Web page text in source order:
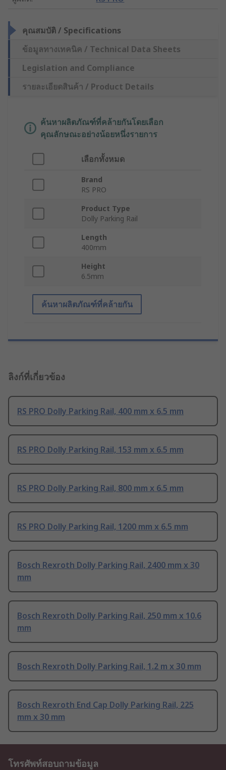
คุณสมบัติ / Specifications
ข้อมูลทางเทคนิค / Technical Data Sheets
Legislation and Compliance
รายละเอียดสินค้า / Product Details
ค้นหาผลิตภัณฑ์ที่คล้ายกันโดยเลือก
คุณลักษณะอย่างน้อยหนึ่งรายการ
เลือกทั้งหมด
Brand
RS PRO
Product Type
Dolly Parking Rail
Length
400mm
Height
6.5mm
ค้นหาผลิตภัณฑ์ที่คล้ายกัน
ลิงก์ที่เกี่ยวข้อง
RS PRO Dolly Parking Rail, 400 mm x 6.5 mm
RS PRO Dolly Parking Rail, 153 mm x 6.5 mm
RS PRO Dolly Parking Rail, 800 mm x 6.5 mm
RS PRO Dolly Parking Rail, 1200 mm x 6.5 mm
Bosch Rexroth Dolly Parking Rail, 2400 mm x 30
mm
Bosch Rexroth Dolly Parking Rail, 250 mm x 10.6
mm
Bosch Rexroth Dolly Parking Rail, 1.2 m x 30 mm
Bosch Rexroth End Cap Dolly Parking Rail, 225
mm x 30 mm
โทรศัพท์สอบถามข้อมูล